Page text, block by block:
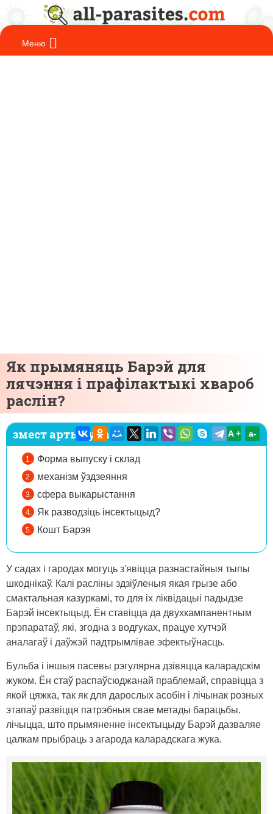
Як прымяняць Барэй для
лячэння і прафілактыкі хвароб
раслін?
змест артыкула:
Форма выпуску і склад
механізм ўздзеяння
сфера выкарыстання
Як разводзіць інсектыцыд?
Кошт Барэя
A + а-
У садах і гародах могуць з'явіцца разнастайныя тыпы
шкоднікаў. Калі расліны здзіўленыя якая грызе або
смактальная казуркамі, то для іх ліквідацыі падыдзе
Барэй інсектыцыд. Ён ставіцца да двухкампанентным
прэпаратаў, які, згодна з водгуках, працуе хутчэй
аналагаў і даўжэй падтрымлівае эфектыўнасць.
Бульба і іншыя пасевы рэгулярна дзівяцца каларадскім
жуком. Ён стаў распаўсюджанай праблемай, справіцца з
якой цяжка, так як для дарослых асобін і лічынак розных
этапаў развіцця патрэбныя свае метады барацьбы.
лічыцца, што прымяненне інсектыцыду Барэй дазваляе
цалкам прыбраць з агарода каларадскага жука.